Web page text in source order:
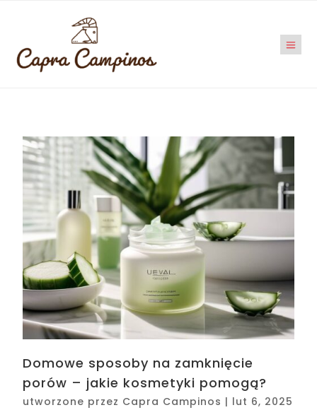
Domowe sposoby na zamknięcie
porów – jakie kosmetyki pomogą?
utworzone przez Capra Campinos | lut 6, 2025